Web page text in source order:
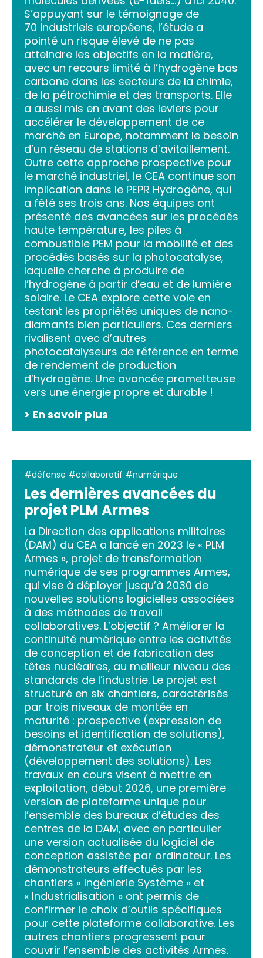
S’appuyant sur le témoignage de
70 industriels européens, l’étude a
pointé un risque élevé de ne pas
atteindre les objectifs en la matière,
avec un recours limité à l’hydrogène bas
carbone dans les secteurs de la chimie,
de la pétrochimie et des transports. Elle
a aussi mis en avant des leviers pour
accélérer le développement de ce
marché en Europe, notamment le besoin
d’un réseau de stations d’avitaillement.
Outre cette approche prospective pour
le marché industriel, le CEA continue son
implication dans le PEPR Hydrogène, qui
a fêté ses trois ans. Nos équipes ont
présenté des avancées sur les procédés
haute température, les piles à
combustible PEM pour la mobilité et des
procédés basés sur la photocatalyse,
laquelle cherche à produire de
l’hydrogène à partir d’eau et de lumière
solaire. Le CEA explore cette voie en
testant les propriétés uniques de nano-
diamants bien particuliers. Ces derniers
rivalisent avec d’autres
photocatalyseurs de référence en terme
de rendement de production
d’hydrogène. Une avancée prometteuse
vers une énergie propre et durable !
> En savoir plus
#défense #collaboratif #numérique
Les dernières avancées du
projet PLM Armes
La Direction des applications militaires
(DAM) du CEA a lancé en 2023 le « PLM
Armes », projet de transformation
numérique de ses programmes Armes,
qui vise à déployer jusqu’à 2030 de
nouvelles solutions logicielles associées
à des méthodes de travail
collaboratives. L’objectif ? Améliorer la
continuité numérique entre les activités
de conception et de fabrication des
têtes nucléaires, au meilleur niveau des
standards de l’industrie. Le projet est
structuré en six chantiers, caractérisés
par trois niveaux de montée en
maturité : prospective (expression de
besoins et identification de solutions),
démonstrateur et exécution
(développement des solutions). Les
travaux en cours visent à mettre en
exploitation, début 2026, une première
version de plateforme unique pour
l’ensemble des bureaux d’études des
centres de la DAM, avec en particulier
une version actualisée du logiciel de
conception assistée par ordinateur. Les
démonstrateurs effectués par les
chantiers « Ingénierie Système » et
« Industrialisation » ont permis de
confirmer le choix d’outils spécifiques
pour cette plateforme collaborative. Les
autres chantiers progressent pour
couvrir l’ensemble des activités Armes.